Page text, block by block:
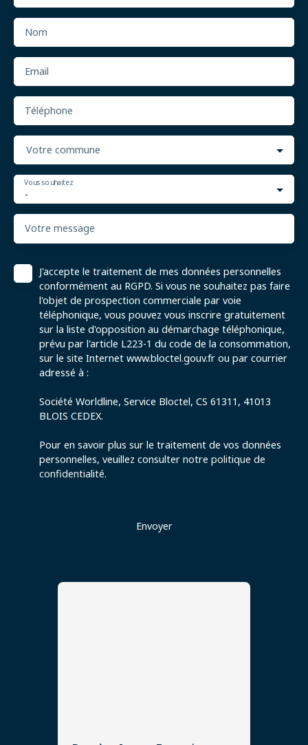
Nom
Email
Téléphone
Votre commune
-
Vous souhaitez
Votre message
J'accepte le traitement de mes données personnelles
conformément au RGPD. Si vous ne souhaitez pas faire
l'objet de prospection commerciale par voie
téléphonique, vous pouvez vous inscrire gratuitement
sur la liste d'opposition au démarchage téléphonique,
prévu par l'article L223-1 du code de la consommation,
sur le site Internet www.bloctel.gouv.fr ou par courrier
adressé à :
Société Worldline, Service Bloctel, CS 61311, 41013
BLOIS CEDEX.
Pour en savoir plus sur le traitement de vos données
personnelles, veuillez consulter notre politique de
confidentialité.
Envoyer